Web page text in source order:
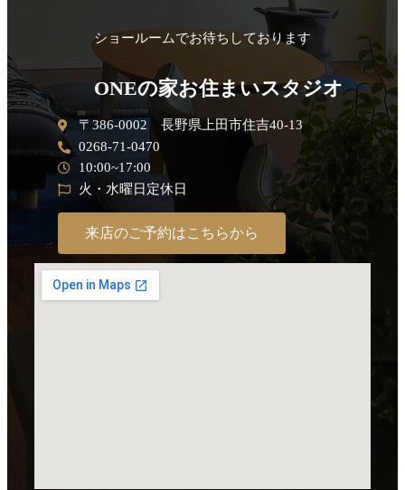
ショールームでお待ちしております
ONEの家お住まいスタジオ
〒386-0002 長野県上田市住吉40-13
0268-71-0470
10:00~17:00
火・水曜日定休日
来店のご予約はこちらから